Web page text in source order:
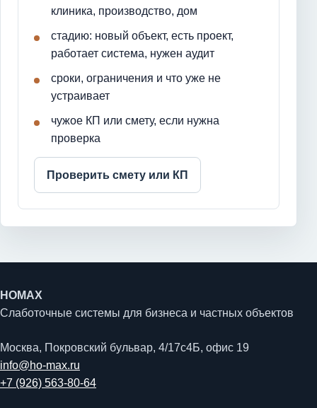
клиника, производство, дом
стадию: новый объект, есть проект,
работает система, нужен аудит
сроки, ограничения и что уже не
устраивает
чужое КП или смету, если нужна
проверка
Проверить смету или КП
HOMAX
Слаботочные системы для бизнеса и частных объектов
Москва, Покровский бульвар, 4/17с4Б, офис 19
info@ho-max.ru
+7 (926) 563-80-64